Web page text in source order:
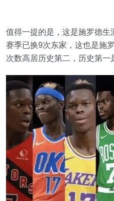
值得一提的是，这是施罗德
赛季已换9次东家，这也是施
次数高居历史第二，历史第一